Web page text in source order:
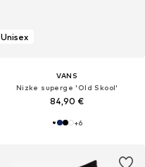
Unisex
VANS
Nizke superge 'Old Skool'
84,90 €
+6